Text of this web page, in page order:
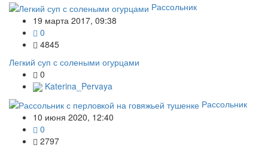
Рассольник
19 марта 2017, 09:38
0
4845
Легкий суп с солеными огурцами
0
Katerina_Pervaya
Рассольник
10 июня 2020, 12:40
0
2797